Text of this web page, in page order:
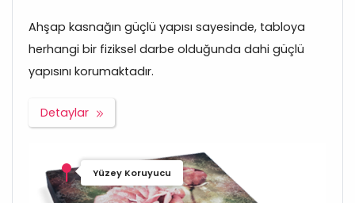
Ahşap kasnağın güçlü yapısı sayesinde, tabloya
herhangi bir fiziksel darbe olduğunda dahi güçlü
yapısını korumaktadır.
Detaylar
Yüzey Koruyucu